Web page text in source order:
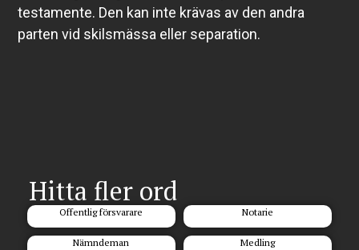
testamente. Den kan inte krävas av den andra
parten vid skilsmässa eller separation.
Hitta fler ord
Offentlig försvarare Notarie
Nämndeman Medling